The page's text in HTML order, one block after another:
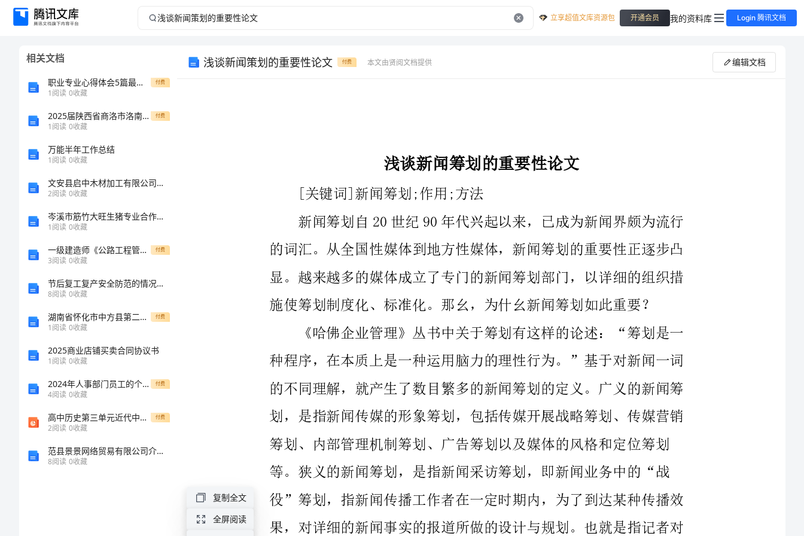
浅
立享超值文库资源包 开通会员 我的资料库 Login 腾讯文档
相关文档
职业专业心得体会5篇最新体会 付费
1阅读 0收藏
2025届陕西省商洛市洛南中学高一生物上学期期末检测试题含解析 付费
1阅读 0收藏
万能半年工作总结
1阅读 0收藏
文安县启中木材加工有限公司介绍企业发展分析报告
2阅读 0收藏
岑溪市筋竹大旺生猪专业合作社介绍企业发展分析报告
1阅读 0收藏
一级建造师《公路工程管理与实务》试题D卷 付费
3阅读 0收藏
节后复工复产安全防范的情况报告
8阅读 0收藏
湖南省怀化市中方县第二中学高二语文月考试题含解析 付费
1阅读 0收藏
2025商业店铺买卖合同协议书
1阅读 0收藏
2024年人事部门员工的个人工作总结 付费
4阅读 0收藏
高中历史第三单元近代中国经济结构的变动与资本主义的曲折发展第9课近代中国经济结构的变动课件新人教版必修2 付费
2阅读 0收藏
范县景景网络贸易有限公司介绍企业发展分析报告
8阅读 0收藏
浅谈新闻策划的重要性论文 付费 本文由贤阅文档提供 编辑文档
复酝酿、调整，从多个报道方案中优选出最正确报道方案来加以实
施，以到达一定的报道目标、实现预期传播效果的过程。
首先，能充分挖掘新闻价值。
新闻筹划自20世纪90年代兴起以来，已成为新闻界颇为流行
显。越来越多的媒体成立了专门的新闻筹划部门，以详细的组织措
《哈佛企业管理》丛书中关于筹划有这样的论述：“筹划是一
种程序，在本质上是一种运用脑力的理性行为。”基于对新闻一词
的不同理解，就产生了数目繁多的新闻筹划的定义。广义的新闻筹
划，是指新闻传媒的形象筹划，包括传媒开展战略筹划、传媒营销
等。狭义的新闻筹划，是指新闻采访筹划，即新闻业务中的“战
役”筹划，指新闻传播工作者在一定时期内，为了到达某种传播效
果，对详细的新闻事实的报道所做的设计与规划。也就是指记者对
复制全文
全屏阅读